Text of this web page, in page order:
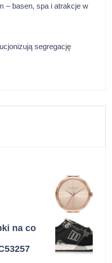
– basen, spa i atrakcje w
segregację
na co